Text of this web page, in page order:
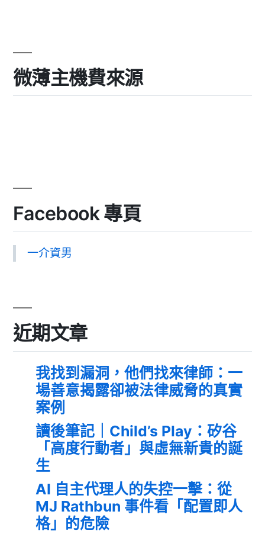
微薄主機費來源
Facebook 專頁
一介資男
近期文章
我找到漏洞，他們找來律師：一
場善意揭露卻被法律威脅的真實
案例
讀後筆記｜Child’s Play：矽谷
「高度行動者」與虛無新貴的誕
生
AI 自主代理人的失控一擊：從
MJ Rathbun 事件看「配置即人
格」的危險